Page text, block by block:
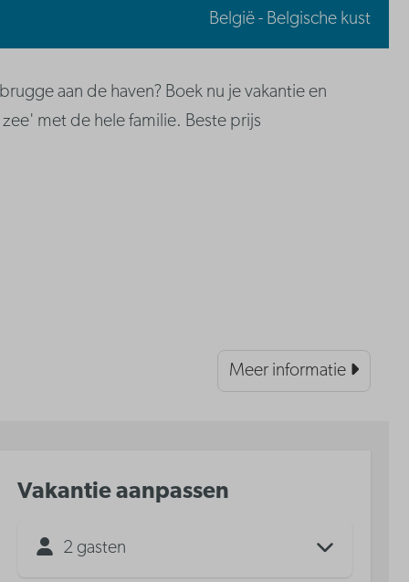
België - Belgische kust
aan de haven? Boek nu je vakantie en
met de hele familie. Beste prijs
Meer informatie
Vakantie aanpassen
2 gasten